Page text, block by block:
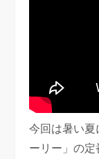
今回は暑い夏
ーリー」の